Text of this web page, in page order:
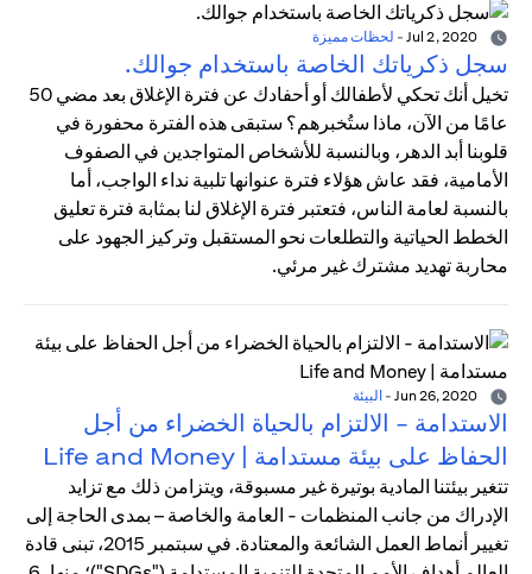
- لحظات مميزة
سجل ذكرياتك الخاصة باستخدام جوالك.
تخيل أنك تحكي لأطفالك أو أحفادك عن فترة الإغلاق بعد مضي 50
عامًا من الآن، ماذا ستُخبرهم؟ ستبقى هذه الفترة محفورة في
قلوبنا أبد الدهر، وبالنسبة للأشخاص المتواجدين في الصفوف
الأمامية، فقد عاش هؤلاء فترة عنوانها تلبية نداء الواجب، أما
بالنسبة لعامة الناس، فتعتبر فترة الإغلاق لنا بمثابة فترة تعليق
الخطط الحياتية والتطلعات نحو المستقبل وتركيز الجهود على
محاربة تهديد مشترك غير مرئي.
- البيئة
الاستدامة - الالتزام بالحياة الخضراء من أجل
الحفاظ على بيئة مستدامة | Life and Money
تتغير بيئتنا المادية بوتيرة غير مسبوقة، ويتزامن ذلك مع تزايد
الإدراك من جانب المنظمات - العامة والخاصة – بمدى الحاجة إلى
تغيير أنماط العمل الشائعة والمعتادة. في سبتمبر 2015، تبنى قادة